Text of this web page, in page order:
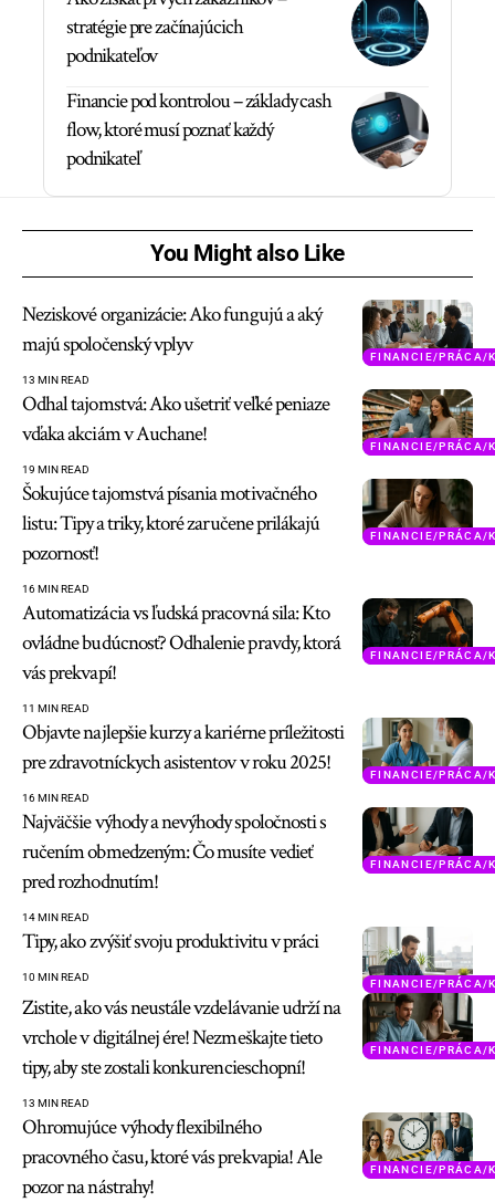
stratégie pre začínajúcich
podnikateľov
Financie pod kontrolou – základy cash
flow, ktoré musí poznať každý
podnikateľ
You Might also Like
FINANCIE/PRÁCA/
Neziskové organizácie: Ako fungujú a aký
majú spoločenský vplyv
13 MIN READ
FINANCIE/PRÁCA/
Odhal tajomstvá: Ako ušetriť veľké peniaze
vďaka akciám v Auchane!
19 MIN READ
FINANCIE/PRÁCA/
Šokujúce tajomstvá písania motivačného
listu: Tipy a triky, ktoré zaručene prilákajú
pozornosť!
16 MIN READ
FINANCIE/PRÁCA/
Automatizácia vs ľudská pracovná sila: Kto
ovládne budúcnosť? Odhalenie pravdy, ktorá
vás prekvapí!
11 MIN READ
FINANCIE/PRÁCA/
Objavte najlepšie kurzy a kariérne príležitosti
pre zdravotníckych asistentov v roku 2025!
16 MIN READ
FINANCIE/PRÁCA/
Najväčšie výhody a nevýhody spoločnosti s
ručením obmedzeným: Čo musíte vedieť
pred rozhodnutím!
14 MIN READ
FINANCIE/PRÁCA/
Tipy, ako zvýšiť svoju produktivitu v práci
10 MIN READ
FINANCIE/PRÁCA/
Zistite, ako vás neustále vzdelávanie udrží na
vrchole v digitálnej ére! Nezmeškajte tieto
tipy, aby ste zostali konkurencieschopní!
13 MIN READ
FINANCIE/PRÁCA/
Ohromujúce výhody flexibilného
pracovného času, ktoré vás prekvapia! Ale
pozor na nástrahy!